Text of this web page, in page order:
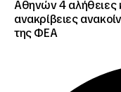
Αθηνών 4 αλήθειες
ανακρίβειες
της ΦΕΑ